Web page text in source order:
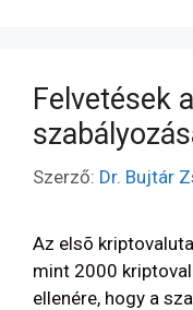
Felvetések
Szerző: Dr. Bujtár
Az elsõ
mint 2000
ellenére, hogy a